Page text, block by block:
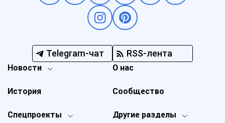
Telegram-чат RSS-лента
Новости
Спецпроекты Другие разделы
История
О нас
Сообщество